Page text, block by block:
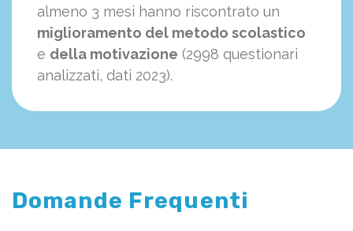
almeno 3 mesi hanno riscontrato un
miglioramento del metodo scolastico
e della motivazione (2998 questionari
analizzati, dati 2023).
Domande Frequenti